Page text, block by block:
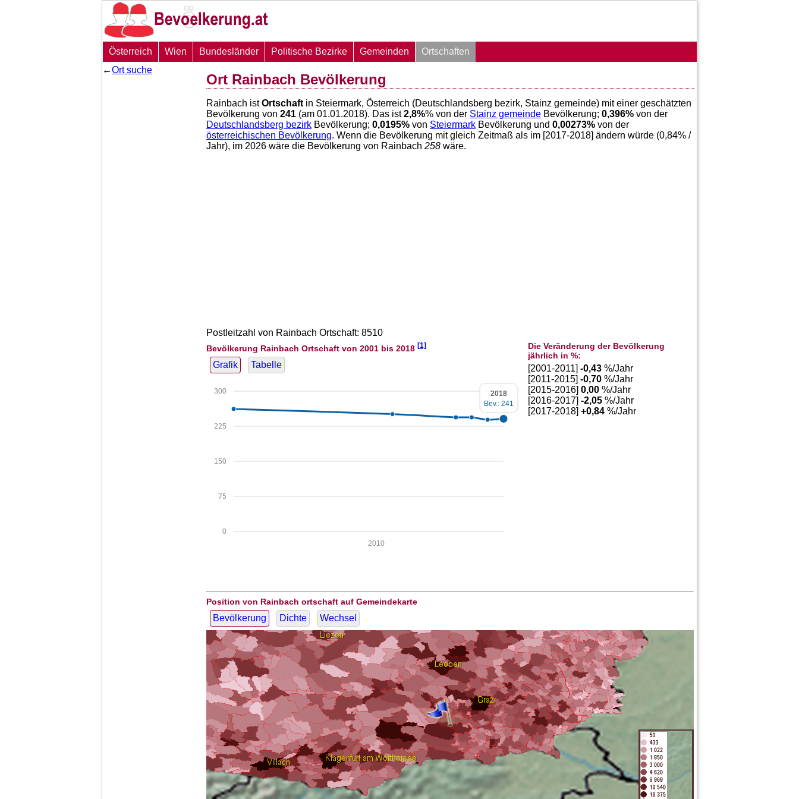
Österreich Wien Bundesländer Politische Bezirke Gemeinden
Ortschaften
←Ort suche
Ort Rainbach Bevölkerung
Rainbach istOrtschaft in Steiermark, Österreich (Deutschlandsberg bezirk, Stainz gemeinde) mit einer geschätzten
Bevölkerung von 241 (am 01.01.2018). Das ist2,8%% von der Stainz gemeinde Bevölkerung; 0,396% von der
Deutschlandsberg bezirk Bevölkerung; 0,0195% von Steiermark Bevölkerung und 0,00273% von der
österreichischen Bevölkerung. Wenn die Bevölkerung mit gleich Zeitmaß als im [2017-2018] ändern würde (0,84% /
Jahr), im 2026 wäre die Bevölkerung von Rainbach 258 wäre.
Postleitzahl von Rainbach Ortschaft: 8510
Bevölkerung Rainbach Ortschaft von 2001 bis 2018 [1]
Grafik Tabelle
0
75
150
225
300
2010
2018
Bev.: 241
Die Veränderung der Bevölkerung
jährlich in %:
[2001-2011]-0,43 %/Jahr
[2011-2015]-0,70 %/Jahr
[2015-2016]0,00 %/Jahr
[2016-2017]-2,05 %/Jahr
[2017-2018]+0,84 %/Jahr
Position von Rainbach ortschaft auf Gemeindekarte
Bevölkerung Dichte Wechsel